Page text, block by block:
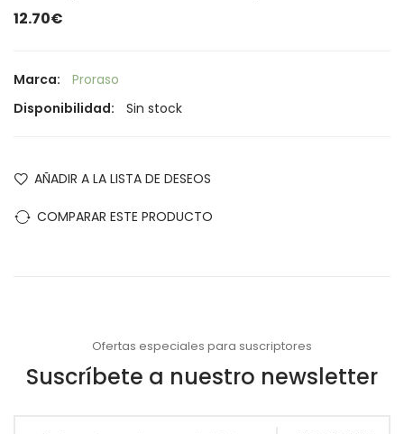
12.70€
Marca:
Proraso
Disponibilidad:
Sin stock
AÑADIR A LA LISTA DE DESEOS
COMPARAR ESTE PRODUCTO
Ofertas especiales para suscriptores
Suscríbete a nuestro newsletter